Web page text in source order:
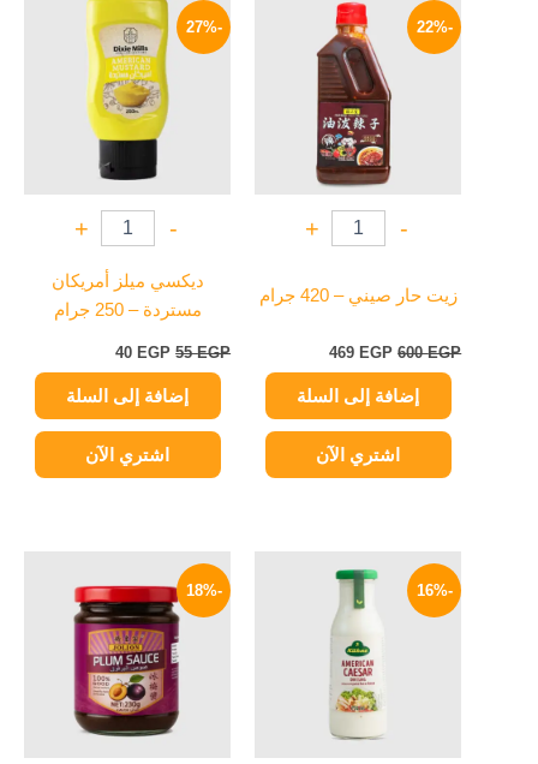
-22%
-
+
زيت حار صيني – 420 جرام
600EGP
الأصلي
600 EGP.
469 EGP
هو:
469 EGP.
إضافة إلى السلة
اشتري الآن
-27%
-
+
ديكسي ميلز أمريكان
مستردة – 250 جرام
55EGP
الأصلي
هو:
55 EGP.
40 EGP
هو:
40 EGP.
إضافة إلى السلة
اشتري الآن
-16%
الأصلي
-18%
الأصلي
هو:
195 EGP.
الحالي
هو:
159 EGP.